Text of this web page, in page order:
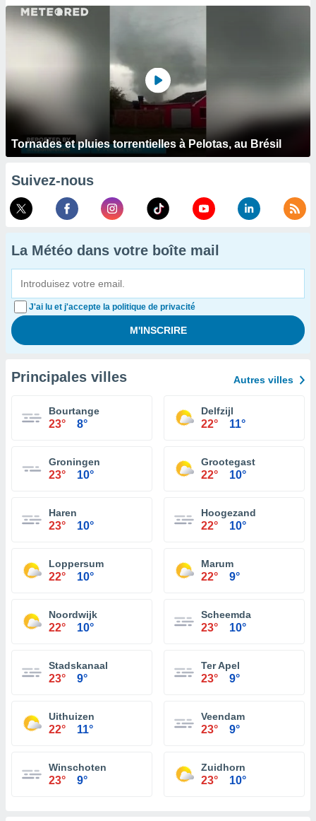
Tornades et pluies torrentielles à Pelotas, au Brésil
Suivez-nous
La Météo dans votre boîte mail
J'ai lu et j'accepte la politique de privacité
Principales villes Autres villes
Bourtange
23° 8°
Delfzijl
22° 11°
Groningen
23° 10°
Grootegast
22° 10°
Haren
23° 10°
Hoogezand
22° 10°
Loppersum
22° 10°
Marum
22° 9°
Noordwijk
22° 10°
Scheemda
23° 10°
Stadskanaal
23° 9°
Ter Apel
23° 9°
Uithuizen
22° 11°
Veendam
23° 9°
Winschoten
23° 9°
Zuidhorn
23° 10°